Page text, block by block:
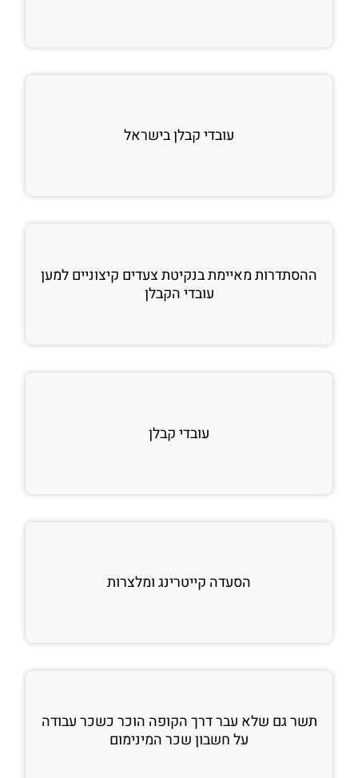
עובדי קבלן בישראל
ההסתדרות מאיימת בנקיטת צעדים קיצוניים למען
עובדי הקבלן
עובדי קבלן
הסעדה קייטרינג ומלצרות
תשר גם שלא עבר דרך הקופה הוכר כשכר עבודה
על חשבון שכר המינימום